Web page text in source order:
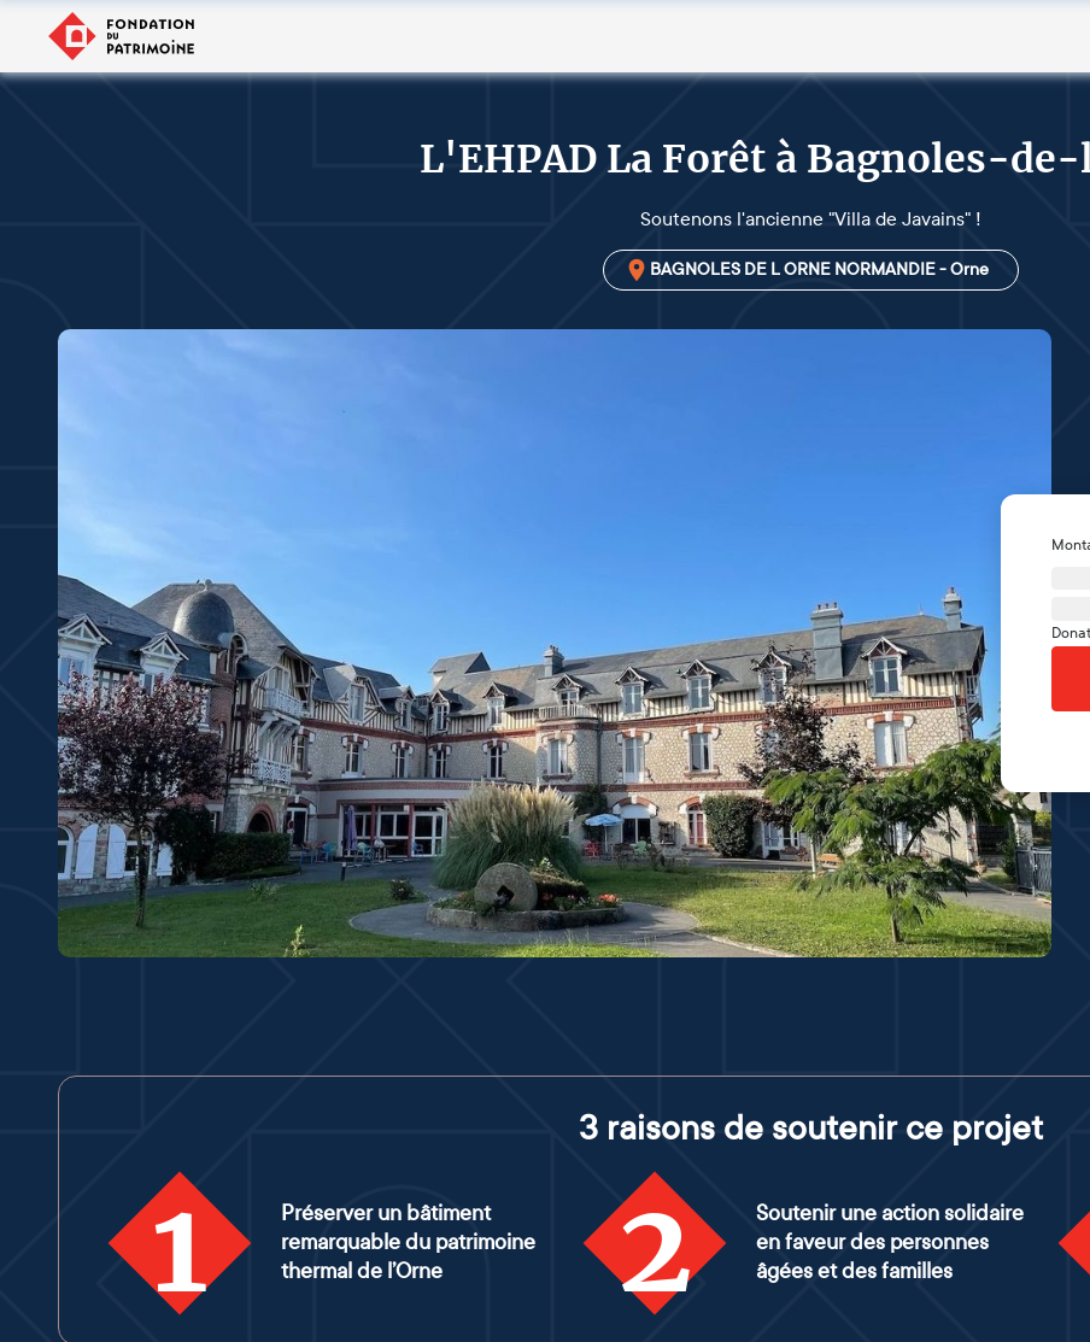
L'EHPAD La Forêt à Bagnoles-
Soutenons l'ancienne "Villa de Javains" !
BAGNOLES DE L ORNE NORMANDIE - Orne
3 raisons de soutenir ce projet
1
Préserver un bâtiment
remarquable du patrimoine
thermal de l’Orne
2
Soutenir une action solidaire
en faveur des personnes
âgées et des familles